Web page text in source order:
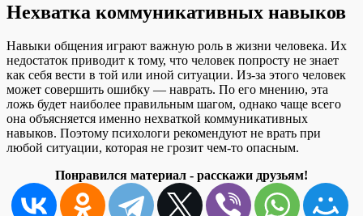
Нехватка коммуникативных навыков
Навыки общения играют важную роль в жизни человека. Их
недостаток приводит к тому, что человек попросту не знает
как себя вести в той или иной ситуации. Из-за этого человек
может совершить ошибку — наврать. По его мнению, эта
ложь будет наиболее правильным шагом, однако чаще всего
она объясняется именно нехваткой коммуникативных
навыков. Поэтому психологи рекомендуют не врать при
любой ситуации, которая не грозит чем-то опасным.
Понравился материал - расскажи друзьям!